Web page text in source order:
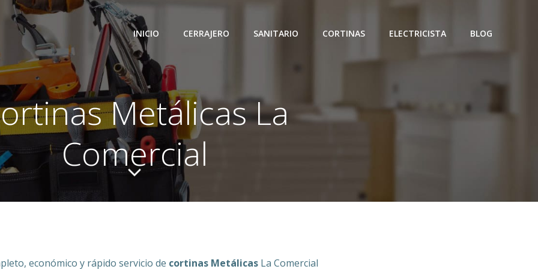
INICIO CERRAJERO SANITARIO CORTINAS ELECTRICISTA BLOG
Metálicas La
Comercial
económico y rápido servicio de cortinas Metálicas La Comercial